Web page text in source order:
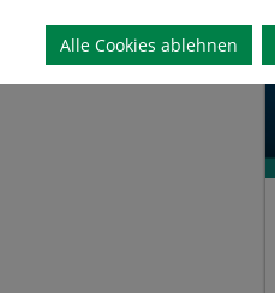
Alle Cookies ablehnen